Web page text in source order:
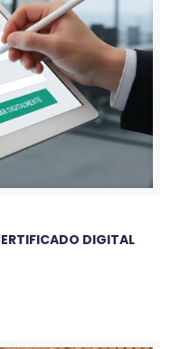
DIGITAL